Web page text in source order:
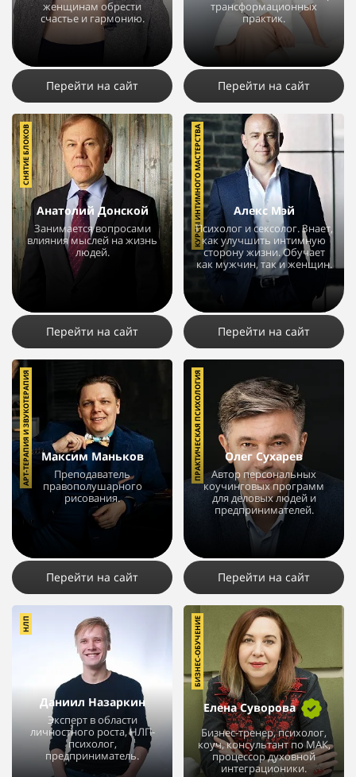
женщинам обрести
счастье и гармонию.
Перейти на сайт
трансформационных
практик.
Перейти на сайт
Анатолий Донской
Занимается вопросами
влияния мыслей на жизнь
людей.
СНЯТИЕ БЛОКОВ
Перейти на сайт
Алекс Мэй
Психолог и сексолог. Знает,
как улучшить интимную
сторону жизни. Обучает
как мужчин, так и женщин.
337277 22
КУРСЫ ИНТИМНОГО МАСТЕРСТВА
Перейти на сайт
Максим Маньков
Преподаватель
правополушарного
рисования.
АРТ-ТЕРАПИЯ И ЗВУКОТЕРАПИЯ
Перейти на сайт
Олег Сухарев
Автор персональных
коучинговых программ
для деловых людей и
предпринимателей.
2560
ПРАКТИЧЕСКАЯ ПСИХОЛОГИЯ
Перейти на сайт
Даниил Назаркин
Эксперт в области
личностного роста, НЛП-
психолог,
предприниматель.
НЛП
Елена Суворова
Бизнес-тренер, психолог,
коуч, консультант по МАК,
процессор духовной
интеграционики.
БИЗНЕС-ОБУЧЕНИЕ